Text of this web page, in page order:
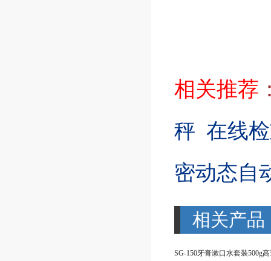
相关推荐
秤 在线
密动态自
相关产品